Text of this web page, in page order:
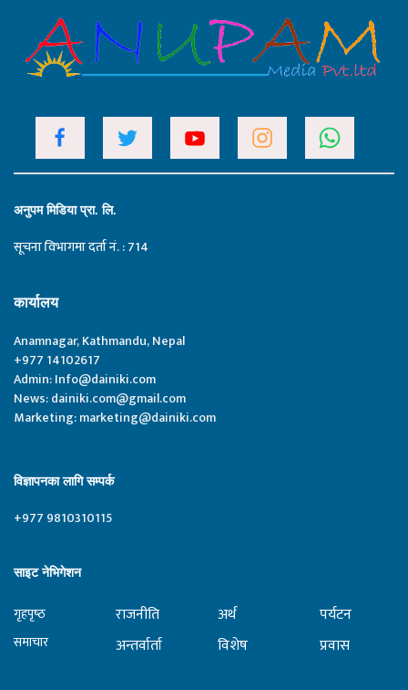
अनुपम मिडिया प्रा. लि.
सूचना विभागमा दर्ता नं. : 714
कार्यालय
Anamnagar, Kathmandu, Nepal
+977 14102617
Admin:Info@dainiki.com
News:dainiki.com@gmail.com
Marketing:marketing@dainiki.com
विज्ञापनका लागि सम्पर्क
+977 9810310115
साइट नेभिगेशन
गृहपृष्‍ठ
समाचार
राजनीति
अन्तर्वार्ता
अर्थ
विशेष
पर्यटन
प्रवास